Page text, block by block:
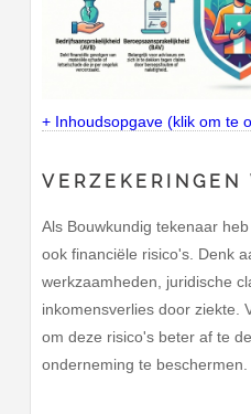
+ Inhoudsopgave (klik om te
VERZEKERINGEN
Als Bouwkundig tekenaar
ook financiële risico's. Denk
werkzaamheden, juridische
inkomensverlies door ziekte.
om deze risico's beter af te
onderneming te beschermen.